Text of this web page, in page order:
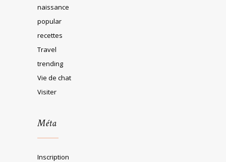
naissance
popular
recettes
Travel
trending
Vie de chat
Visiter
Méta
Inscription